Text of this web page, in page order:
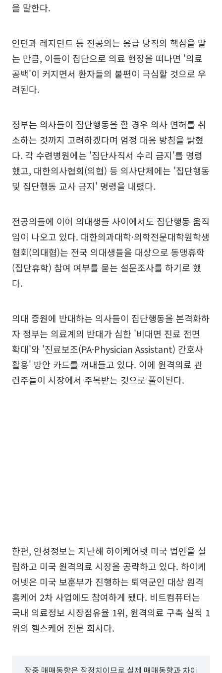
을 말한다.
인턴과 레지던트 등 전공의는 응급 당직의 핵심을 맡
는 만큼, 이들이 집단으로 의료 현장을 떠나면 '의료
공백'이 커지면서 환자들의 불편이 극심할 것으로 우
려된다.
정부는 의사들이 집단행동을 할 경우 의사 면허를 취
소하는 것까지 고려하겠다며 엄정 대응 방침을 밝혔
다. 각 수련병원에는 '집단사직서 수리 금지'를 명령
했고, 대한의사협회(의협) 등 의사단체에는 '집단행동
및 집단행동 교사 금지' 명령을 내렸다.
전공의들에 이어 의대생들 사이에서도 집단행동 움직
임이 나오고 있다. 대한의과대학·의학전문대학원학생
협회(의대협)는 전국 의대생들을 대상으로 동맹휴학
(집단휴학) 참여 여부를 묻는 설문조사를 하기로 했
다.
의대 증원에 반대하는 의사들이 집단행동을 본격화하
자 정부는 의료계의 반대가 심한 '비대면 진료 전면
확대'와 '진료보조(PA·Physician Assistant) 간호사
활용' 방안 카드를 꺼내들고 있다. 이에 원격의료 관
련주들이 시장에서 주목받는 것으로 풀이된다.
한편, 인성정보는 지난해 하이케어넷 미국 법인을 설
립하고 미국 원격의료 시장을 공략하고 있다. 하이케
어넷은 미국 보훈부가 진행하는 퇴역군인 대상 원격
홈케어 2차 사업에도 참여하게 됐다. 비트컴퓨터는
국내 의료정보 시장점유율 1위, 원격의료 구축 실적 1
위의 헬스케어 전문 회사다.
장중 매매동향은 잠정치이므로 실제 매매동향과 차이